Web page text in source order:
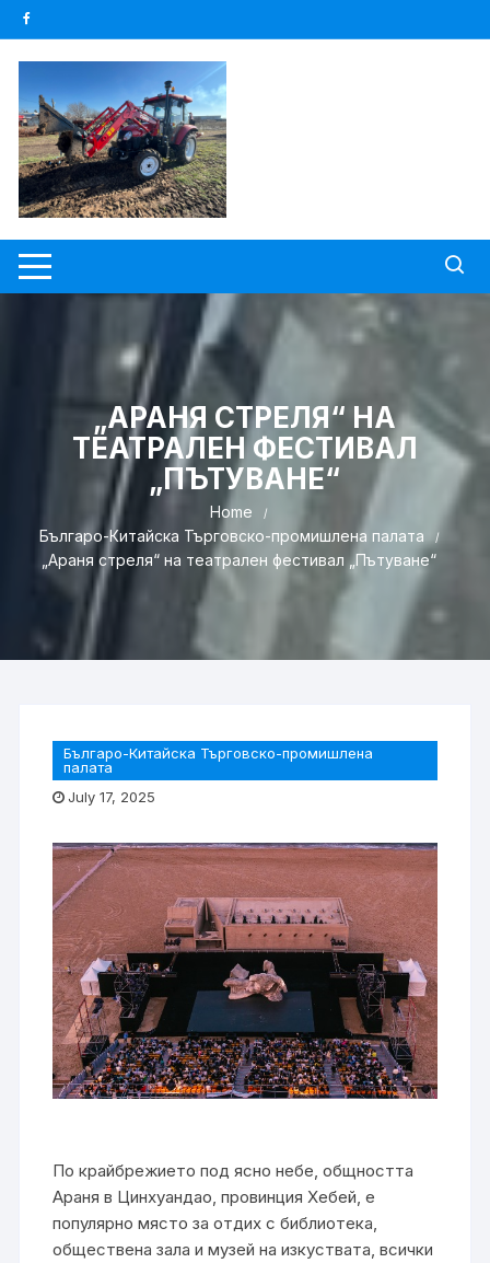
Skip
to
content
„АРАНЯ СТРЕЛЯ“ НА
ТЕАТРАЛЕН ФЕСТИВАЛ
„ПЪТУВАНЕ“
Home
Българо-Китайска Търговско-промишлена палaта
„Араня стреля“ на театрален фестивал „Пътуване“
Българо-Китайска Търговско-промишлена
палaта
July 17, 2025
По крайбрежието под ясно небе, общността
Араня в Цинхуандао, провинция Хебей, е
популярно място за отдих с библиотека,
обществена зала и музей на изкуствата, всички